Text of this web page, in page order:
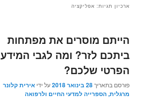
ארכיון תגיות: אפליקציה
הייתם מוסרים את מפתחות
ביתכם לזר? ומה לגבי המידע
הפרטי שלכם?
פורסם בתאריך28 בינואר 2018 על ידיאירית קלונר
מרגלית, הספרייה למדעי החיים ולרפואה